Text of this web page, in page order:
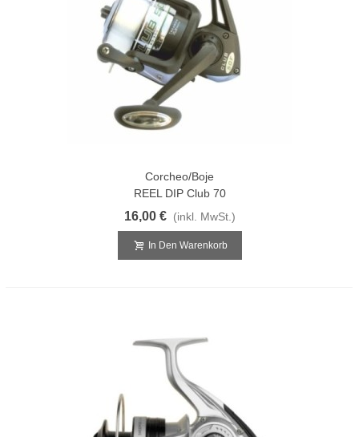
Corcheo/Boje
REEL DIP Club 70
16,00 € (inkl. MwSt.)
In Den Warenkorb